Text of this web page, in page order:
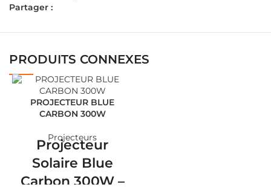
Partager :
PRODUITS CONNEXES
PROJECTEUR BLUE
CARBON 300W
Projecteurs
Projecteur
Solaire Blue
Carbon 300W –